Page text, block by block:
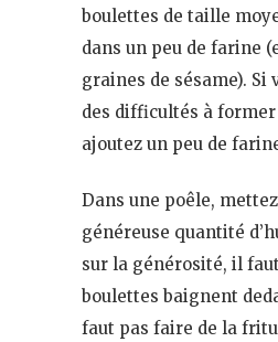
boulettes de taille
dans un peu de farine
graines de sésame). Si
des difficultés à former
ajoutez un peu de
Dans une poêle,
généreuse quantité
sur la générosité, il
boulettes baignent
faut pas faire de la